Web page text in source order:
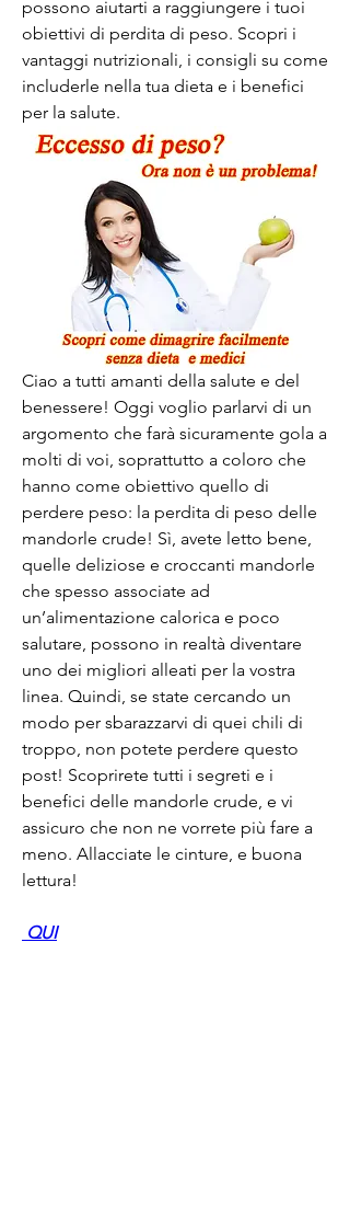
possono aiutarti a raggiungere i tuoi
obiettivi di perdita di peso. Scopri i
vantaggi nutrizionali, i consigli su come
includerle nella tua dieta e i benefici
per la salute.
Ciao a tutti amanti della salute e del
benessere! Oggi voglio parlarvi di un
argomento che farà sicuramente gola a
molti di voi, soprattutto a coloro che
hanno come obiettivo quello di
perdere peso: la perdita di peso delle
mandorle crude! Sì, avete letto bene,
quelle deliziose e croccanti mandorle
che spesso associate ad
un’alimentazione calorica e poco
salutare, possono in realtà diventare
uno dei migliori alleati per la vostra
linea. Quindi, se state cercando un
modo per sbarazzarvi di quei chili di
troppo, non potete perdere questo
post! Scoprirete tutti i segreti e i
benefici delle mandorle crude, e vi
assicuro che non ne vorrete più fare a
meno. Allacciate le cinture, e buona
lettura!
QUI